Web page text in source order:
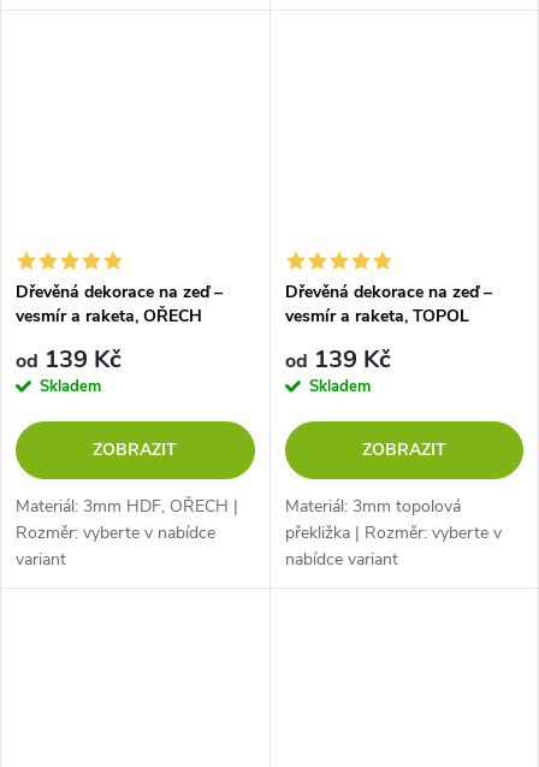
Dřevěná dekorace na zeď –
vesmír a raketa, OŘECH
od 139 Kč
Skladem
ZOBRAZIT
Materiál: 3mm HDF, OŘECH |
Rozměr: vyberte v nabídce
variant
Dřevěná dekorace na zeď –
vesmír a raketa, TOPOL
od 139 Kč
Skladem
ZOBRAZIT
Materiál: 3mm topolová
překližka | Rozměr: vyberte v
nabídce variant